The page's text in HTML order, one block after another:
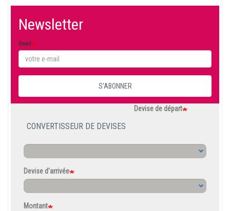
Newsletter
Email
S'ABONNER
CONVERTISSEUR DE DEVISES
Devise de départ
Devise d'arrivée
Montant